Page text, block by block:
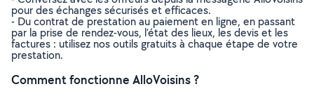
pour des échanges sécurisés et efficaces.
- Du contrat de prestation au paiement en ligne, en passant
par la prise de rendez-vous, l’état des lieux, les devis et les
factures : utilisez nos outils gratuits à chaque étape de votre
prestation.
Comment fonctionne AlloVoisins ?